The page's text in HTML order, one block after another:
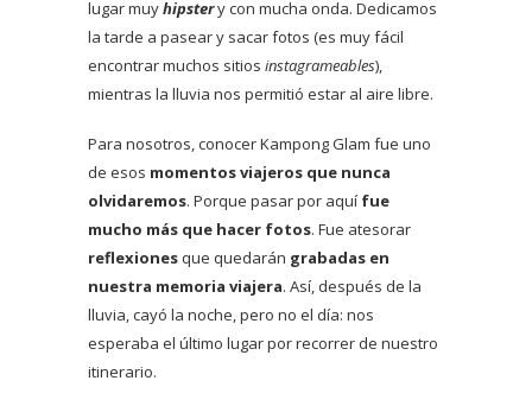
lugar muyhipstery con mucha onda. Dedicamos
la tarde a pasear y sacar fotos (es muy fácil
encontrar muchos sitios instagrameables),
mientras la lluvia nos permitió estar al aire libre.
Para nosotros, conocer Kampong Glam fue uno
de esos momentos viajeros que nunca
olvidaremos. Porque pasar por aquí fue
mucho más que hacer fotos. Fue atesorar
reflexionesque quedarán grabadas en
nuestra memoria viajera. Así, después de la
lluvia, cayó la noche, pero no el día: nos
esperaba el último lugar por recorrer de nuestro
itinerario.